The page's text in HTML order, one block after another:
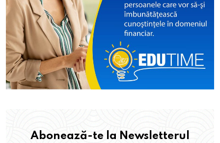
Abonează-te la Newsletterul